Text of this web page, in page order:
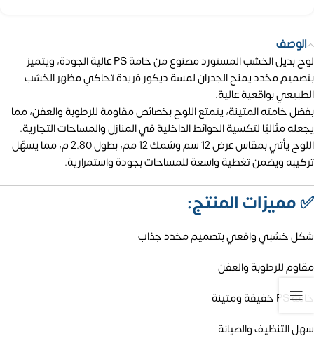
الوصف
لوح بديل الخشب المستورد مصنوع من خامة PS عالية الجودة، ويتميز
بتصميم مخدد يمنح الجدران لمسة ديكور فريدة تحاكي مظهر الخشب
الطبيعي بواقعية عالية.
بفضل خامته المتينة، يتمتع اللوح بخصائص مقاومة للرطوبة والعفن، مما
يجعله مثاليًا لتكسية الحوائط الداخلية في المنازل والمساحات التجارية.
اللوح يأتي بمقاس عرض 12 سم وسُمك 12 مم، بطول 2.80 م، مما يسهّل
تركيبه ويضمن تغطية واسعة للمساحات بجودة واستمرارية.
✅مميزات المنتج:
شكل خشبي واقعي بتصميم مخدد جذاب
مقاوم للرطوبة والعفن
خامة PS خفيفة ومتينة
سهل التنظيف والصيانة